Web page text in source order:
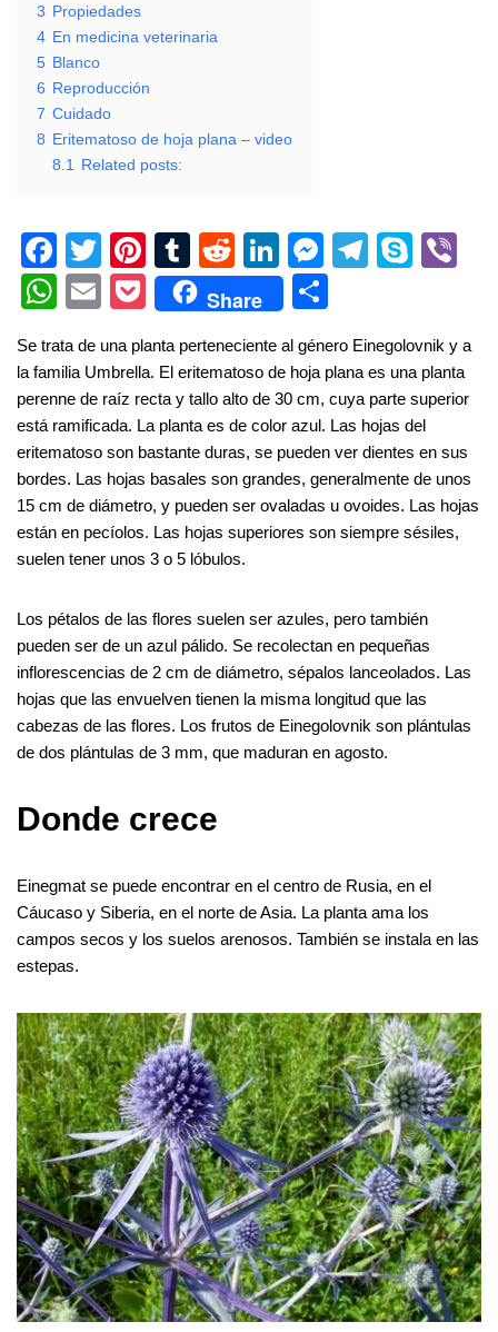
3 Propiedades
4 En medicina veterinaria
5 Blanco
6 Reproducción
7 Cuidado
8 Eritematoso de hoja plana – video
8.1
Related posts:
F
a
c
e
b
o
o
k
T
wi
tt
er
Pi
nt
er
e
st
T
u
m
bl
r
R
e
d
di
t
Li
n
k
e
dI
n
M
e
ss
e
n
g
er
T
gr
a
m
S
e
W
at
s
A
p
p
E
ail
P
ck
et
Share
ar
e
Se trata de una planta perteneciente al género Einegolovnik y a
la familia Umbrella. El eritematoso de hoja plana es una planta
perenne de raíz recta y tallo alto de 30 cm, cuya parte superior
está ramificada. La planta es de color azul. Las hojas del
eritematoso son bastante duras, se pueden ver dientes en sus
bordes. Las hojas basales son grandes, generalmente de unos
15 cm de diámetro, y pueden ser ovaladas u ovoides. Las hojas
están en pecíolos. Las hojas superiores son siempre sésiles,
suelen tener unos 3 o 5 lóbulos.
Los pétalos de las flores suelen ser azules, pero también
pueden ser de un azul pálido. Se recolectan en pequeñas
inflorescencias de 2 cm de diámetro, sépalos lanceolados. Las
hojas que las envuelven tienen la misma longitud que las
cabezas de las flores. Los frutos de Einegolovnik son plántulas
de dos plántulas de 3 mm, que maduran en agosto.
Donde crece
Einegmat se puede encontrar en el centro de Rusia, en el
Cáucaso y Siberia, en el norte de Asia. La planta ama los
campos secos y los suelos arenosos. También se instala en las
estepas.